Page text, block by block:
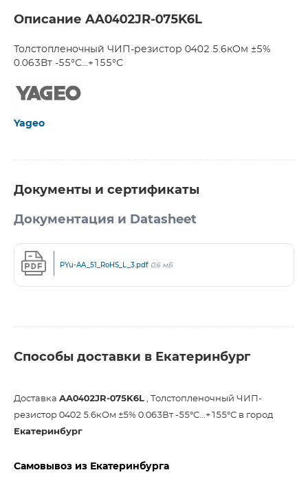
Описание AA0402JR-075K6L
Толстопленочный ЧИП-резистор 0402 5.6кОм ±5%
0.063Вт -55°С...+155°С
Yageo
Документы и сертификаты
Документация и Datasheet
PYu-AA_51_RoHS_L_3.pdf 0,6 мБ
Способы доставки в Екатеринбург
Доставка AA0402JR-075K6L , Толстопленочный ЧИП-
резистор 0402 5.6кОм ±5% 0.063Вт -55°С...+155°С в город
Екатеринбург
Самовывоз из Екатеринбурга